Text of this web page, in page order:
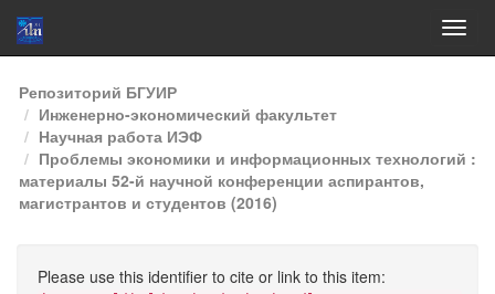
Skip
navigation
Репозиторий БГУИР
Инженерно-экономический факультет
Научная работа ИЭФ
Проблемы экономики и информационных технологий :
материалы 52-й научной конференции аспирантов,
магистрантов и студентов (2016)
Please use this identifier to cite or link to this item: